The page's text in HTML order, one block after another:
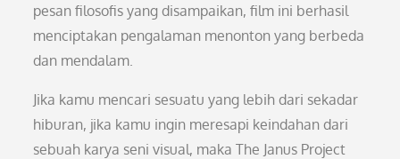
pesan filosofis yang disampaikan, film ini berhasil
menciptakan pengalaman menonton yang berbeda
dan mendalam.
Jika kamu mencari sesuatu yang lebih dari sekadar
hiburan, jika kamu ingin meresapi keindahan dari
sebuah karya seni visual, maka The Janus Project